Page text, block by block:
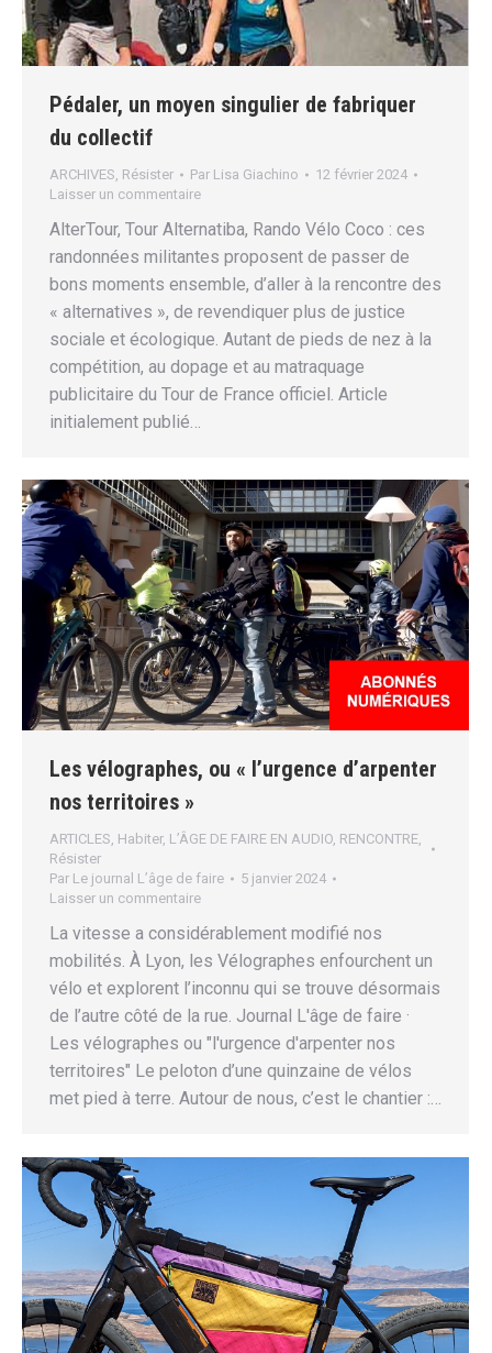
Pédaler, un moyen singulier de fabriquer
du collectif
ARCHIVES, Résister Par Lisa Giachino
12 février 2024
Laisser un commentaire
AlterTour, Tour Alternatiba, Rando Vélo Coco : ces
randonnées militantes proposent de passer de
bons moments ensemble, d’aller à la rencontre des
« alternatives », de revendiquer plus de justice
sociale et écologique. Autant de pieds de nez à la
compétition, au dopage et au matraquage
publicitaire du Tour de France officiel. Article
initialement publié…
Les vélographes, ou « l’urgence d’arpenter
nos territoires »
ARTICLES, Habiter, L’ÂGE DE FAIRE EN AUDIO, RENCONTRE,
Résister
Par Le journal L’âge de faire
5 janvier 2024
Laisser un commentaire
La vitesse a considérablement modifié nos
mobilités. À Lyon, les Vélographes enfourchent un
vélo et explorent l’inconnu qui se trouve désormais
de l’autre côté de la rue. Journal L'âge de faire ·
Les vélographes ou "l'urgence d'arpenter nos
territoires" Le peloton d’une quinzaine de vélos
met pied à terre. Autour de nous, c’est le chantier :…